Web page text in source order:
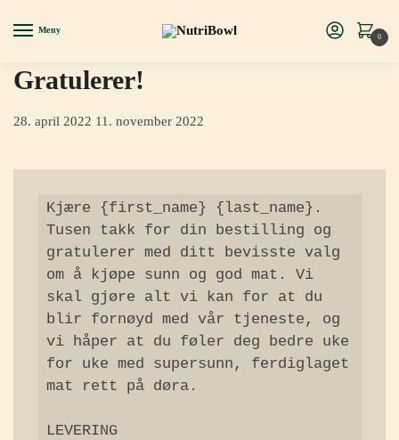
Meny
0
Gratulerer!
28. april 2022 11. november 2022
Kjære {first_name} {last_name}.
Tusen takk for din bestilling og
gratulerer med ditt bevisste valg
om å kjøpe sunn og god mat. Vi
skal gjøre alt vi kan for at du
blir fornøyd med vår tjeneste, og
vi håper at du føler deg bedre uke
for uke med supersunn, ferdiglaget
mat rett på døra.
LEVERING